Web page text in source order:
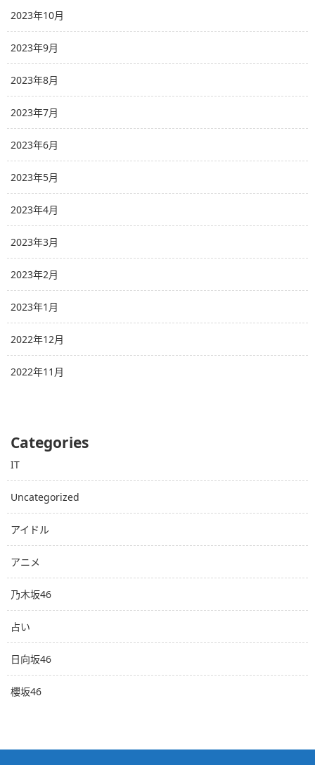
2023年10月
2023年9月
2023年8月
2023年7月
2023年6月
2023年5月
2023年4月
2023年3月
2023年2月
2023年1月
2022年12月
2022年11月
Categories
IT
Uncategorized
アイドル
アニメ
乃木坂46
占い
日向坂46
櫻坂46